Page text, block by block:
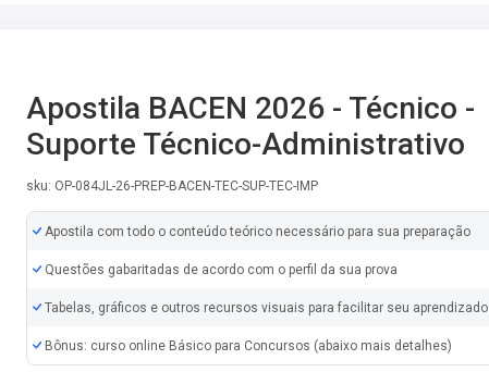
Apostila BACEN 2026 - Técnico -
Suporte Técnico-Administrativo
sku: OP-084JL-26-PREP-BACEN-TEC-SUP-TEC-IMP
Apostila com todo o conteúdo teórico necessário para sua preparação
Questões gabaritadas de acordo com o perfil da sua prova
Tabelas, gráficos e outros recursos visuais para facilitar seu aprendizado
Bônus: curso online Básico para Concursos (abaixo mais detalhes)